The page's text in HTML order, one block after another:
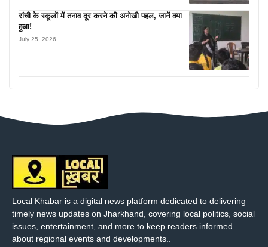
रांची के स्कूलों में तनाव दूर करने की अनोखी पहल, जानें क्या
हुआ!
July 25, 2026
Local Khabar is a digital news platform dedicated to delivering
timely news updates on Jharkhand, covering local politics, social
issues, entertainment, and more to keep readers informed
about regional events and developments..